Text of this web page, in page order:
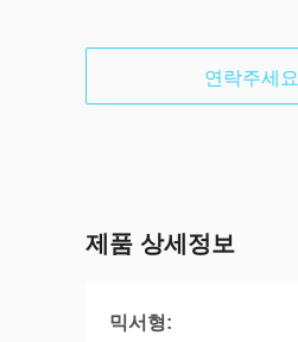
연락주세요
제품 상세정보
믹서형: